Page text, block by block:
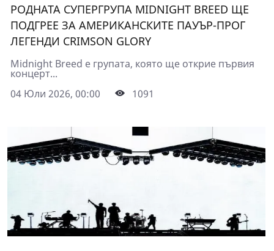
РОДНАТА СУПЕРГРУПА MIDNIGHT BREED ЩЕ
ПОДГРЕЕ ЗА АМЕРИКАНСКИТЕ ПАУЪР-ПРОГ
ЛЕГЕНДИ CRIMSON GLORY
Midnight Breed е групата, която ще открие първия
концерт...
04 Юли 2026, 00:00
1091